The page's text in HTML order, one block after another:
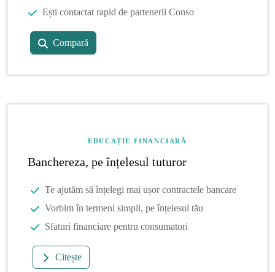
Ești contactat rapid de partenerii Conso
Compară
EDUCAȚIE FINANCIARĂ
Banchereza, pe înțelesul tuturor
Te ajutăm să înțelegi mai ușor contractele bancare
Vorbim în termeni simpli, pe înțelesul tău
Sfaturi financiare pentru consumatori
Citește